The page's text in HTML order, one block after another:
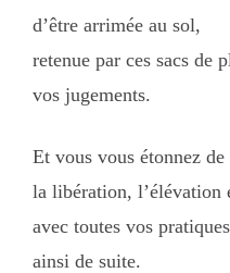
d’être arrimée au sol,
retenue par ces sacs de
vos jugements.
Et vous vous étonnez
la libération, l’élévation
avec toutes vos
ainsi de suite.